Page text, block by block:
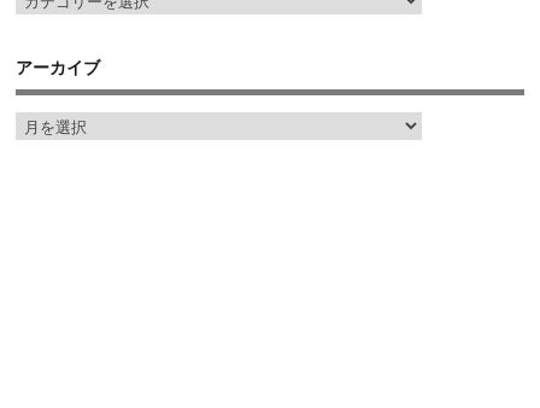
アーカイブ